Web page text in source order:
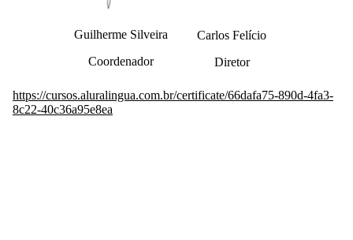
Guilherme Silveira
Coordenador
Carlos Felício
Diretor
https://cursos.aluralingua.com.br/certificate/66dafa75-890d-4fa3-
8c22-40c36a95e8ea